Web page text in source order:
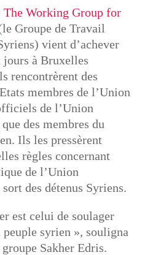
The Working Group for
Groupe de Travail
vient d’achever
jours à Bruxelles
rencontrèrent des
membres de l’Union
de l’Union
des membres du
Ils les pressèrent
règles concernant
de l’Union
des détenus Syriens.
est celui de soulager
syrien », souligna
Sakher Edris.